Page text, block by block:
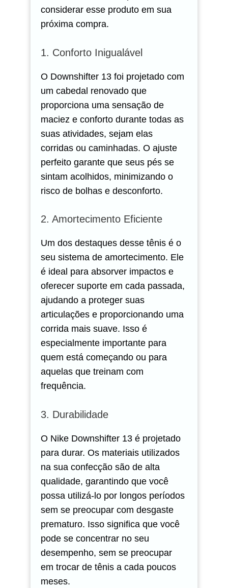
considerar esse produto em sua
próxima compra.
1. Conforto Inigualável
O Downshifter 13 foi projetado com
um cabedal renovado que
proporciona uma sensação de
maciez e conforto durante todas as
suas atividades, sejam elas
corridas ou caminhadas. O ajuste
perfeito garante que seus pés se
sintam acolhidos, minimizando o
risco de bolhas e desconforto.
2. Amortecimento Eficiente
Um dos destaques desse tênis é o
seu sistema de amortecimento. Ele
é ideal para absorver impactos e
oferecer suporte em cada passada,
ajudando a proteger suas
articulações e proporcionando uma
corrida mais suave. Isso é
especialmente importante para
quem está começando ou para
aquelas que treinam com
frequência.
3. Durabilidade
O Nike Downshifter 13 é projetado
para durar. Os materiais utilizados
na sua confecção são de alta
qualidade, garantindo que você
possa utilizá-lo por longos períodos
sem se preocupar com desgaste
prematuro. Isso significa que você
pode se concentrar no seu
desempenho, sem se preocupar
em trocar de tênis a cada poucos
meses.